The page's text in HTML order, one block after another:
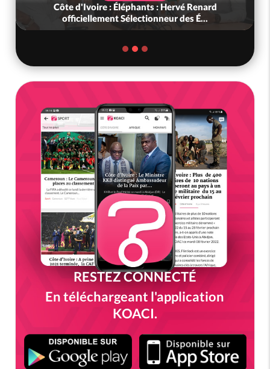
Côte d'Ivoire : Éléphants : Hervé Renard
officiellement Sélectionneur des É...
RESTEZ CONNECTÉ
En téléchargeant l'application
KOACI.